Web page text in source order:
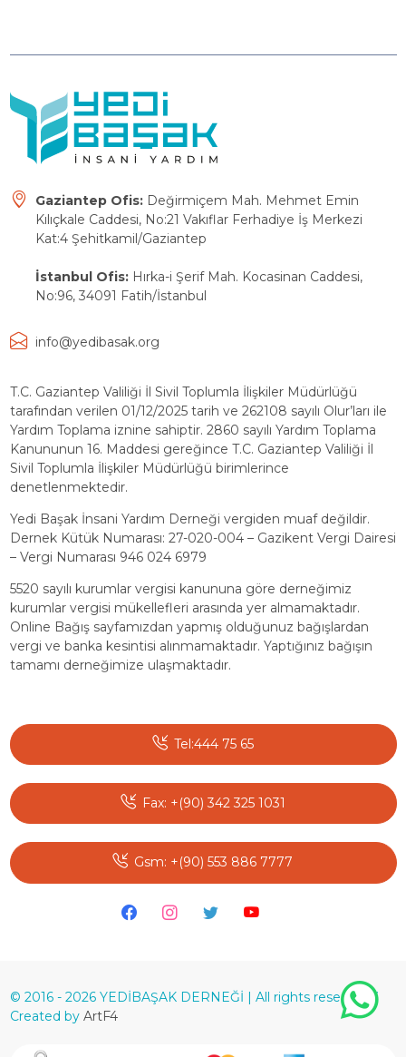
Gaziantep Ofis:Değirmiçem Mah. Mehmet Emin
Kılıçkale Caddesi, No:21 Vakıflar Ferhadiye İş Merkezi
Kat:4 Şehitkamil/Gaziantep
İstanbul Ofis:Hırka-i Şerif Mah. Kocasinan Caddesi,
No:96, 34091 Fatih/İstanbul
info@yedibasak.org
T.C. Gaziantep Valiliği İl Sivil Toplumla İlişkiler Müdürlüğü
tarafından verilen 01/12/2025 tarih ve 262108 sayılı Olur’ları ile
Yardım Toplama iznine sahiptir. 2860 sayılı Yardım Toplama
Kanununun 16. Maddesi gereğince T.C. Gaziantep Valiliği İl
Sivil Toplumla İlişkiler Müdürlüğü birimlerince
denetlenmektedir.
Yedi Başak İnsani Yardım Derneği vergiden muaf değildir.
Dernek Kütük Numarası: 27-020-004 – Gazikent Vergi Dairesi
– Vergi Numarası 946 024 6979
5520 sayılı kurumlar vergisi kanununa göre derneğimiz
kurumlar vergisi mükellefleri arasında yer almamaktadır.
Online Bağış sayfamızdan yapmış olduğunuz bağışlardan
vergi ve banka kesintisi alınmamaktadır. Yaptığınız bağışın
tamamı derneğimize ulaşmaktadır.
Tel:444 75 65
Fax: +(90) 342 325 1031
Gsm: +(90) 553 886 7777
© 2016 - 2026 YEDİBAŞAK DERNEĞİ | All rights reserved. |
Created by ArtF4